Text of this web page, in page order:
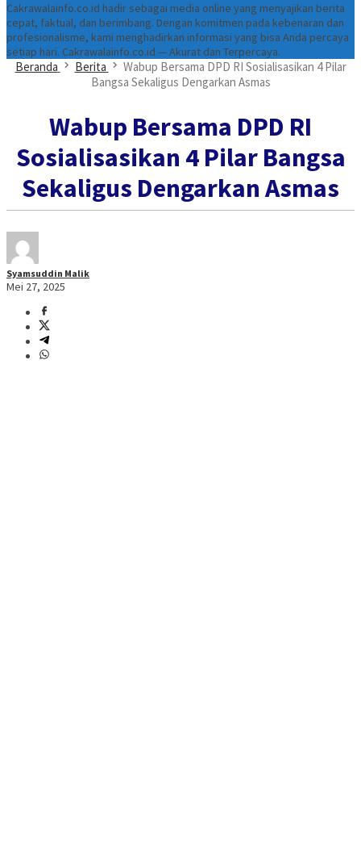
Cakrawalainfo.co.id hadir sebagai media online yang menyajikan berita
cepat, faktual, dan berimbang. Dengan komitmen pada kebenaran dan
profesionalisme, kami menghadirkan informasi yang bisa Anda percaya
setiap hari. Cakrawalainfo.co.id — Akurat dan Terpercaya.
Beranda Berita
Wabup Bersama DPD RI Sosialisasikan 4 Pilar
Bangsa Sekaligus Dengarkan Asmas
Wabup Bersama DPD RI
Sosialisasikan 4 Pilar Bangsa
Sekaligus Dengarkan Asmas
Syamsuddin Malik
Mei 27, 2025